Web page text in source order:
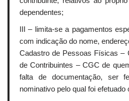
dependentes;
III – limita-se a pagamentos
com indicação do nome,
Cadastro de Pessoas Físicas –
de Contribuintes – CGC de
falta de documentação, ser
nominativo pelo qual foi efetuado